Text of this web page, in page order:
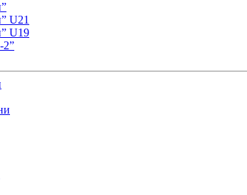
U21
U19
2”